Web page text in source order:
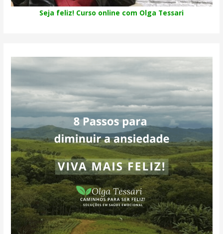
Seja feliz! Curso online com Olga Tessari